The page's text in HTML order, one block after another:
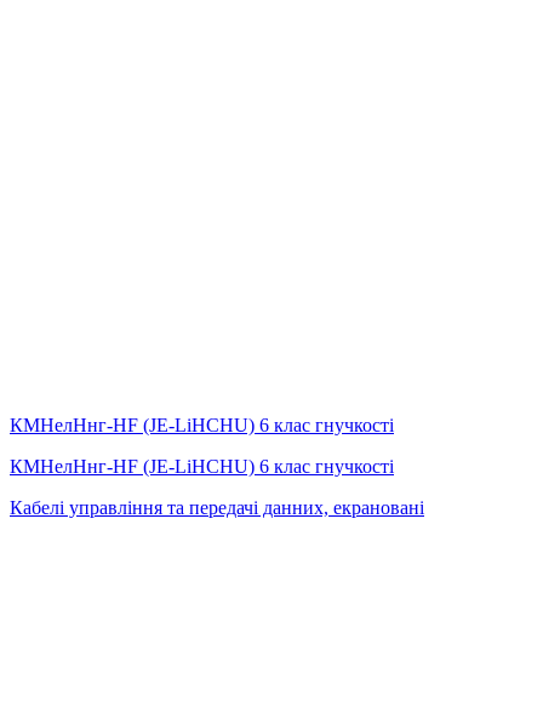
КМНелНнг-HF (JE-LiHСНU) 6 клас гнучкості
КМНелНнг-HF (JE-LiHСНU) 6 клас гнучкості
Кабелі управління та передачі данних, екрановані